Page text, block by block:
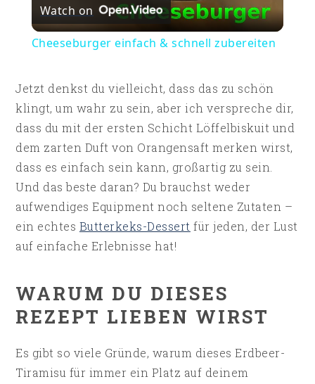
Video
Watch on
Cheeseburger einfach & schnell zubereiten
Jetzt denkst du vielleicht, dass das zu schön
klingt, um wahr zu sein, aber ich verspreche dir,
dass du mit der ersten Schicht Löffelbiskuit und
dem zarten Duft von Orangensaft merken wirst,
dass es einfach sein kann, großartig zu sein.
Und das beste daran? Du brauchst weder
aufwendiges Equipment noch seltene Zutaten –
ein echtes Butterkeks-Dessert für jeden, der Lust
auf einfache Erlebnisse hat!
WARUM DU DIESES
REZEPT LIEBEN WIRST
Es gibt so viele Gründe, warum dieses Erdbeer-
Tiramisu für immer ein Platz auf deinem